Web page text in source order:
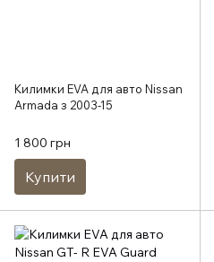
Килимки EVA для авто Nissan
Armada з 2003-15
1 800 грн
Купити